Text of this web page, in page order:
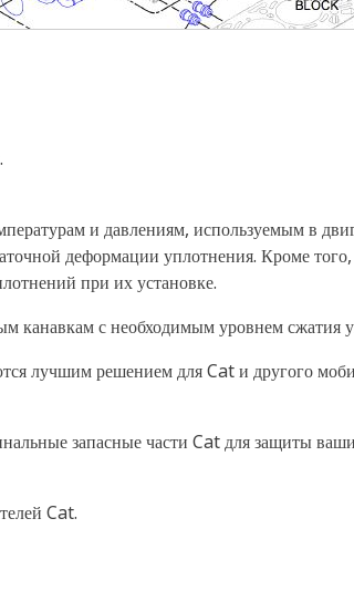
и давлениям, используемым в
деформации уплотнения. Кроме
при их установке.
канавкам с необходимым уровнем сжатия
лучшим решением для Cat и другого
запасные части Cat для защиты
Cat.